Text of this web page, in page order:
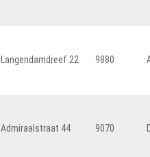
Langendamdreef 22 9880
Admiraalstraat 44 9070